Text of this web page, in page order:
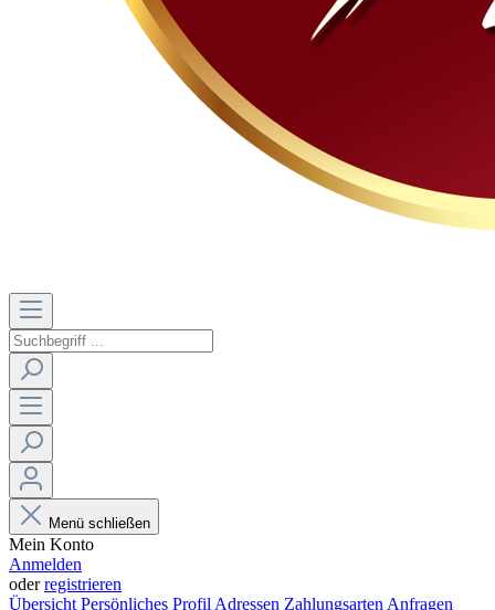
Menü schließen
Mein Konto
Anmelden
oderregistrieren
Übersicht Persönliches Profil Adressen Zahlungsarten Anfragen